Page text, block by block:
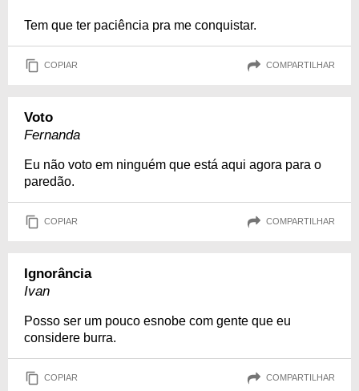
Tem que ter paciência pra me conquistar.
COPIAR COMPARTILHAR
Voto
Fernanda
Eu não voto em ninguém que está aqui agora para o
paredão.
COPIAR COMPARTILHAR
Ignorância
Ivan
Posso ser um pouco esnobe com gente que eu
considere burra.
COPIAR COMPARTILHAR